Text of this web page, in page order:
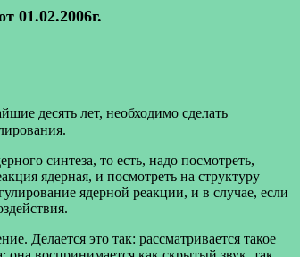
01.02.2006г.
десять лет, необходимо сделать
.
синтеза, то есть, надо посмотреть,
ядерная, и посмотреть на структуру
ядерной реакции, и в случае, если
Делается это так: рассматривается такое